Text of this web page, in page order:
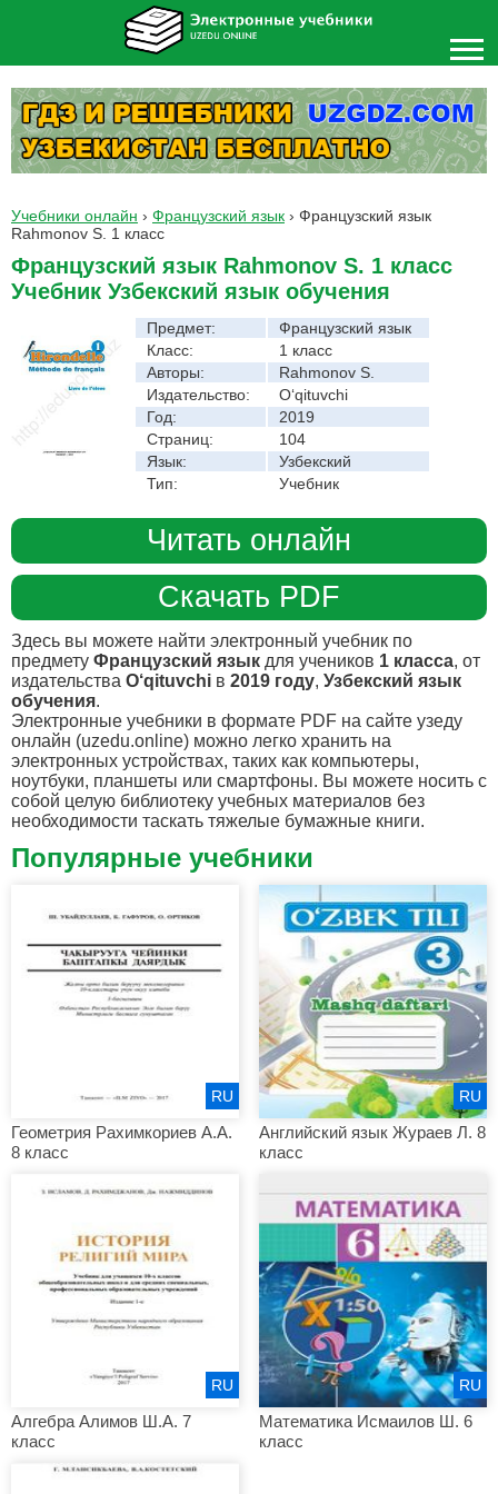
Учебники онлайн › Французский язык › Французский язык
Rahmonov S. 1 класс
Французский язык Rahmonov S. 1 класс
Учебник Узбекский язык обучения
Предмет:
Французский язык
Класс:
1 класс
Авторы:
Rahmonov S.
Издательство:
O‘qituvchi
Год:
2019
Страниц:
104
Язык:
Узбекский
Тип:
Учебник
Читать онлайн
Скачать PDF
Здесь вы можете найти электронный учебник по
предмету Французский язык для учеников 1 класса, от
издательства O‘qituvchi в 2019 году, Узбекский язык
обучения.
Электронные учебники в формате PDF на сайте узеду
онлайн (uzedu.online) можно легко хранить на
электронных устройствах, таких как компьютеры,
ноутбуки, планшеты или смартфоны. Вы можете носить с
собой целую библиотеку учебных материалов без
необходимости таскать тяжелые бумажные книги.
Популярные учебники
Геометрия Рахимкориев А.А.
8 класс
RU
Английский язык Жураев Л. 8
класс
RU
Алгебра Алимов Ш.А. 7
класс
RU
Математика Исмаилов Ш. 6
класс
RU